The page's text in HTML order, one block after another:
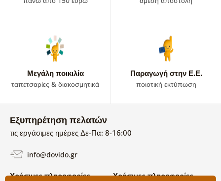
Μεγάλη ποικιλία
ταπετσαρίες & διακοσμητικά
Παραγωγή στην Ε.Ε.
ποιοτική εκτύπωση
Εξυπηρέτηση πελατών
τις εργάσιμες ημέρες Δε-Πα: 8-16:00
info@dovido.gr
Χρήσιμες πληροφορίες Χρήσιμες πληροφορίες